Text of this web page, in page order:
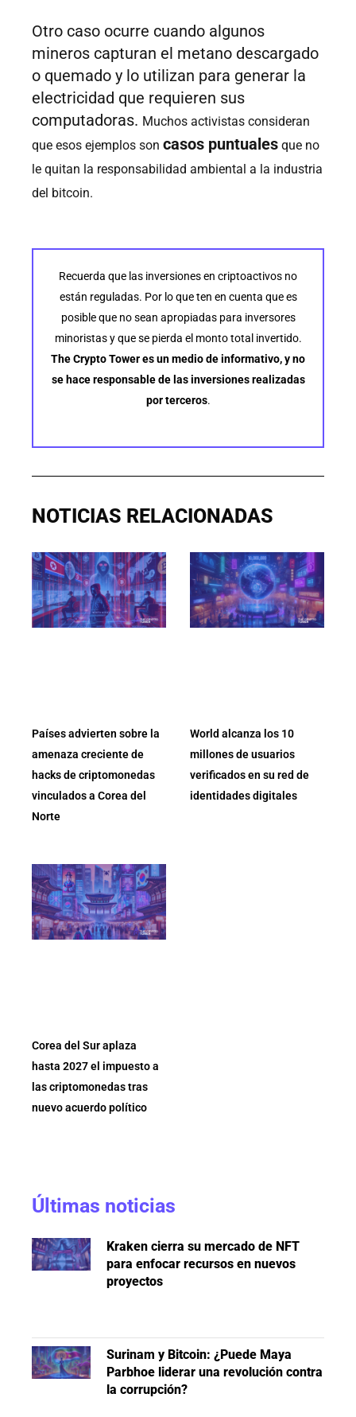
Otro caso ocurre cuando algunos
mineros capturan el metano descargado
o quemado y lo utilizan para generar la
electricidad que requieren sus
computadoras. Muchos activistas consideran
que esos ejemplos son casos puntuales que no
le quitan la responsabilidad ambiental a la industria
del bitcoin.
Recuerda que las inversiones en criptoactivos no
están reguladas. Por lo que ten en cuenta que es
posible que no sean apropiadas para inversores
minoristas y que se pierda el monto total invertido.
The Crypto Tower es un medio de informativo, y no
se hace responsable de las inversiones realizadas
por terceros.
NOTICIAS RELACIONADAS
Países advierten sobre la
amenaza creciente de
hacks de criptomonedas
vinculados a Corea del
Norte
World alcanza los 10
millones de usuarios
verificados en su red de
identidades digitales
Corea del Sur aplaza
hasta 2027 el impuesto a
las criptomonedas tras
nuevo acuerdo político
Últimas noticias
Kraken cierra su mercado de NFT
para enfocar recursos en nuevos
proyectos
Surinam y Bitcoin: ¿Puede Maya
Parbhoe liderar una revolución contra
la corrupción?